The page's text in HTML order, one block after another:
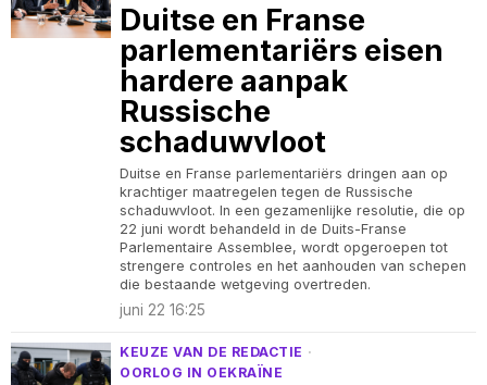
Duitse en Franse
parlementariërs eisen
hardere aanpak
Russische
schaduwvloot
Duitse en Franse parlementariërs dringen aan op
krachtiger maatregelen tegen de Russische
schaduwvloot. In een gezamenlijke resolutie, die op
22 juni wordt behandeld in de Duits-Franse
Parlementaire Assemblee, wordt opgeroepen tot
strengere controles en het aanhouden van schepen
die bestaande wetgeving overtreden.
juni 22 16:25
KEUZE VAN DE REDACTIE ·
OORLOG IN OEKRAÏNE